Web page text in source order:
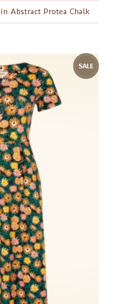
Abstract Protea Chalk